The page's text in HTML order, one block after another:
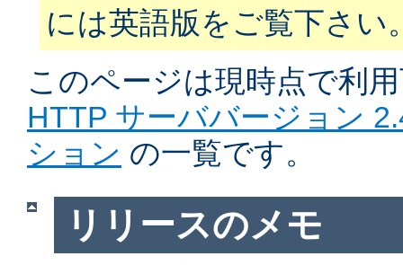
には英語版をご覧下さい
このページは現時点で利
HTTP サーババージョン
ション の一覧です。
リリースのメモ